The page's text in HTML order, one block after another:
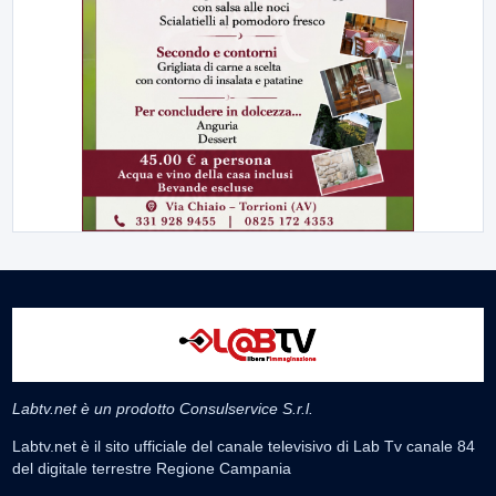
Labtv.net è un prodotto Consulservice S.r.l.
Labtv.net è il sito ufficiale del canale televisivo di Lab Tv canale 84
del digitale terrestre Regione Campania